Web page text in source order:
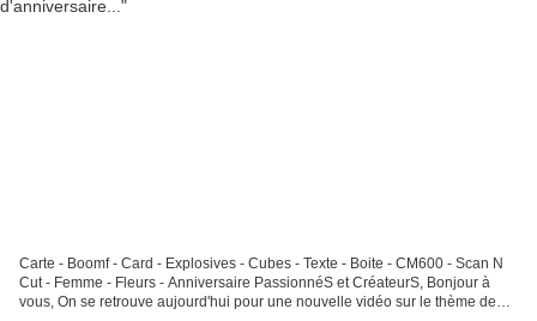
Carte - Boomf - Card - Explosives - Cubes - Texte - Boite - CM600 - Scan N
Cut - Femme - Fleurs - Anniversaire PassionnéS et CréateurS, Bonjour à
vous, On se retrouve aujourd'hui pour une nouvelle vidéo sur le thème de